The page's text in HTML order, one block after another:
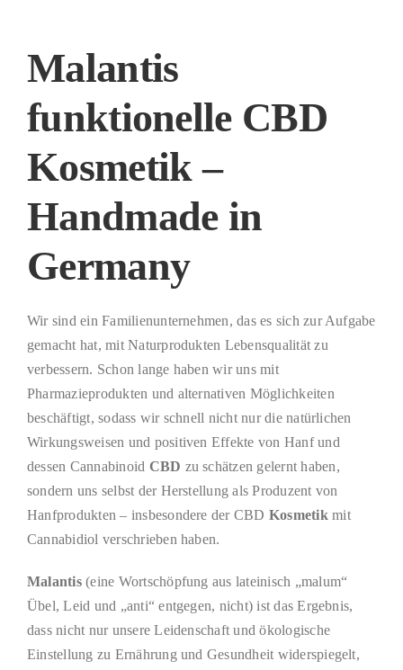
Malantis
funktionelle CBD
Kosmetik –
Handmade in
Germany
Wir sind ein Familienunternehmen, das es sich zur Aufgabe
gemacht hat, mit Naturprodukten Lebensqualität zu
verbessern. Schon lange haben wir uns mit
Pharmazieprodukten und alternativen Möglichkeiten
beschäftigt, sodass wir schnell nicht nur die natürlichen
Wirkungsweisen und positiven Effekte von Hanf und
dessen Cannabinoid CBD zu schätzen gelernt haben,
sondern uns selbst der Herstellung als Produzent von
Hanfprodukten – insbesondere der CBD Kosmetik mit
Cannabidiol verschrieben haben.
Malantis(eine Wortschöpfung aus lateinisch „malum“
Übel, Leid und „anti“ entgegen, nicht) ist das Ergebnis,
dass nicht nur unsere Leidenschaft und ökologische
Einstellung zu Ernährung und Gesundheit widerspiegelt,